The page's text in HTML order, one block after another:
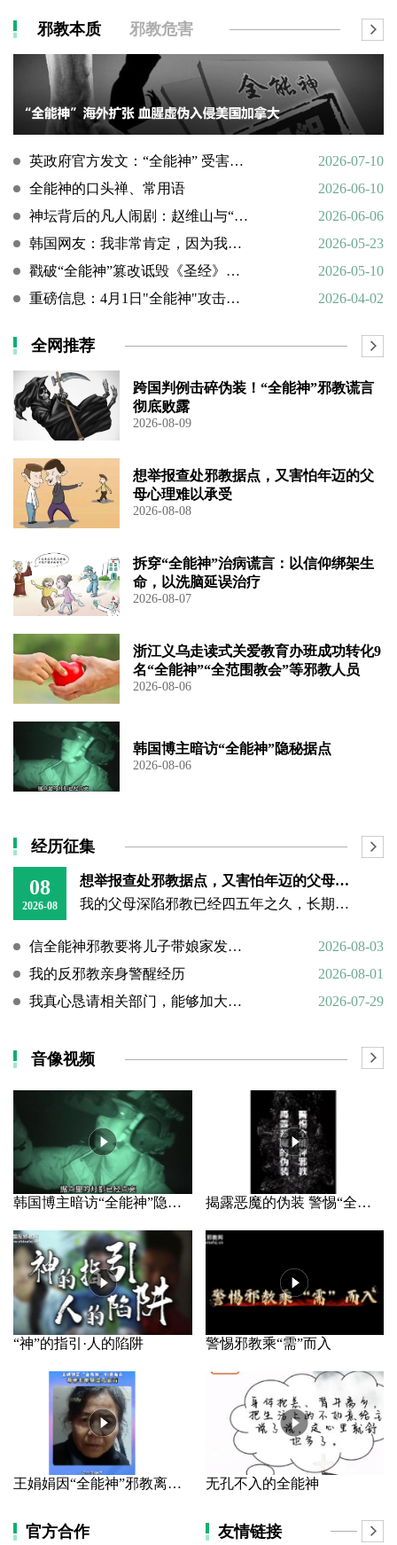
邪教本质 邪教危害
英政府官方发文：“全能神” 受害说辞不实，英国拒为邪教提供庇护
2026-07-10
全能神的口头禅、常用语
2026-06-10
神坛背后的凡人闹剧：赵维山与“女基督”杨向斌的隐秘家庭史
2026-06-06
韩国网友：我非常肯定，因为我亲眼所见。
2026-05-23
戳破“全能神”篡改诋毁《圣经》的荒谬本质
2026-05-10
重磅信息：4月1日"全能神"攻击天主教
2026-04-02
全网推荐
跨国判例击碎伪装！“全能神”邪教谎言
彻底败露
2026-08-09
想举报查处邪教据点，又害怕年迈的父
母心理难以承受
2026-08-08
拆穿“全能神”治病谎言：以信仰绑架生
命，以洗脑延误治疗
2026-08-07
浙江义乌走读式关爱教育办班成功转化9
名“全能神”“全范围教会”等邪教人员
2026-08-06
韩国博主暗访“全能神”隐秘据点
2026-08-06
经历征集
08
2026-08
想举报查处邪教据点，又害怕年迈的父母心理难以承受
我的父母深陷邪教已经四五年之久，长期的洗脑已经深深困住他们的思想。昨日我回到老家，看见年迈双亲憔悴疲惫的模样，内心万分揪心难受。
信全能神邪教要将儿子带娘家发展成信徒
2026-08-03
我的反邪教亲身警醒经历
2026-08-01
我真心恳请相关部门，能够加大对“全能神”邪教的打击力度
2026-07-29
音像视频
韩国博主暗访“全能神”隐秘据点 揭露恶魔的伪装 警惕“全能神”邪教
“神”的指引·人的陷阱 警惕邪教乘“需”而入
王娟娟因“全能神”邪教离家 母亲长年哭泣几近盲 无孔不入的全能神
官方合作 友情链接